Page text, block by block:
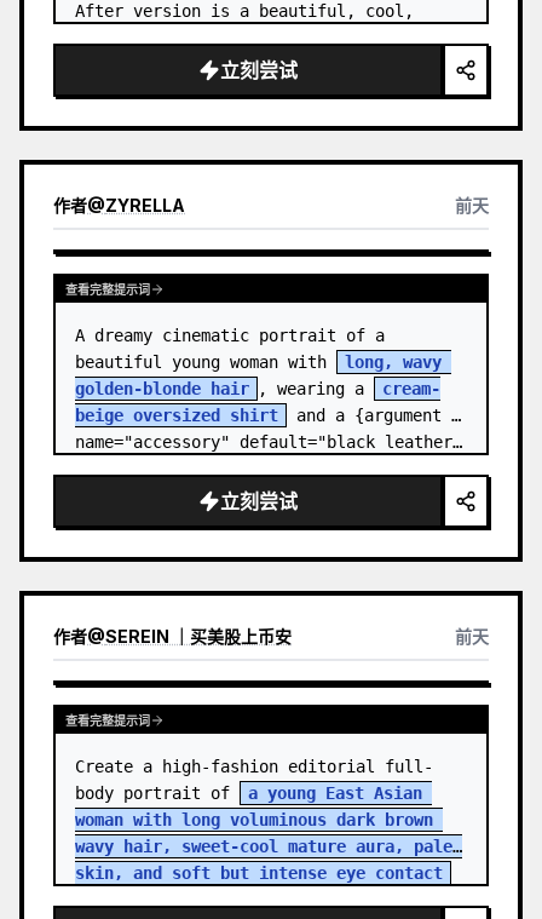
After version is a beautiful, cool,
立刻尝试
作者@ZYRELLA 前天
查看完整提示词
A dreamy cinematic portrait of a
beautiful young woman with
long, wavy
golden-blonde hair
, wearing a
cream-
beige oversized shirt
and a {argument
name="accessory" default="black leather…
立刻尝试
作者@SEREIN ｜买美股上币安 前天
查看完整提示词
Create a high-fashion editorial full-
body portrait of
a young East Asian
woman with long voluminous dark brown
wavy hair, sweet-cool mature aura, pale
skin, and soft but intense eye contact